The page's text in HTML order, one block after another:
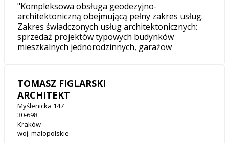
"Kompleksowa obsługa geodezyjno-
architektoniczną obejmującą pełny zakres usług.
Zakres świadczonych usług architektonicznych:
sprzedaż projektów typowych budynków
mieszkalnych jednorodzinnych, garażow
TOMASZ FIGLARSKI
ARCHITEKT
Myślenicka 147
30-698
Kraków
woj. małopolskie